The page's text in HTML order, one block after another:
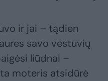
ir jai – tądien
savo vestuvių
liūdnai –
moteris atsidūrė